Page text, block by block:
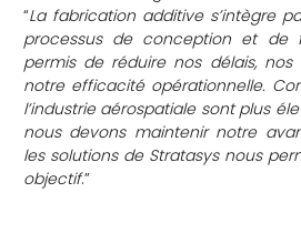
“La fabrication additive s’intègre
processus de conception et de
permis de réduire nos délais,
notre efficacité opérationnelle.
l’industrie aérospatiale sont plus
nous devons maintenir notre
les solutions de Stratasys nous
objectif.”